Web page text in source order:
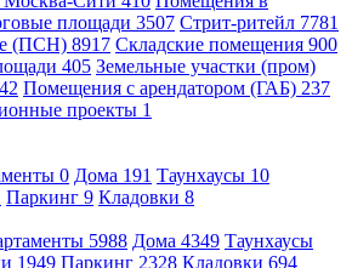
площади 3507 Стрит-ритейл 7781
(ПСН) 8917 Складские помещения 900
405 Земельные участки (пром)
Помещения с арендатором (ГАБ) 237
проекты 1
0 Дома 191 Таунхаусы 10
Паркинг 9 Кладовки 8
5988 Дома 4349 Таунхаусы
1949 Паркинг 2328 Кладовки 694